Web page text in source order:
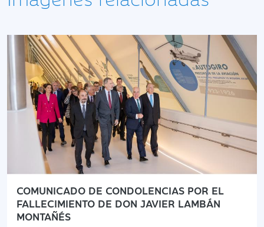
COMUNICADO DE CONDOLENCIAS POR EL
FALLECIMIENTO DE DON JAVIER LAMBÁN
MONTAÑÉS